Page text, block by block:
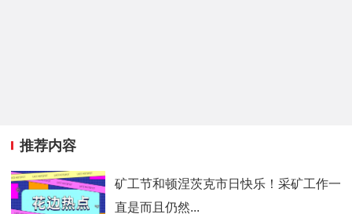
推荐内容
矿工节和顿涅茨克市日快乐！采矿工作一
直是而且仍然...